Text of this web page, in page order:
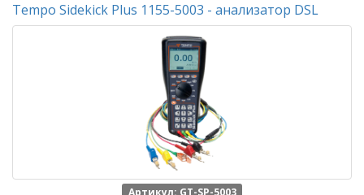
Tempo Sidekick Plus 1155-5003 - анализатор DSL